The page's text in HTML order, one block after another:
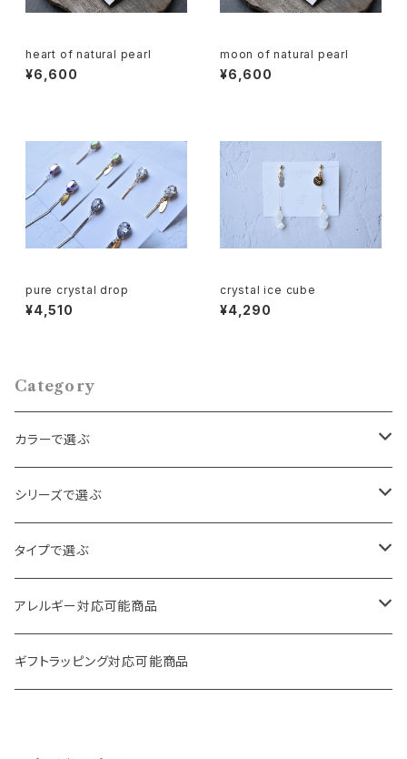
heart of natural pearl
¥6,600
moon of natural pearl
¥6,600
pure crystal drop
¥4,510
crystal ice cube
¥4,290
Category
カラーで選ぶ
ゴールド
シルバー
クリア
その他
シリーズで選ぶ
パール・ビーズ
天然石・スワロフスキー
フラワー・ハート
タイプで選ぶ
ロング
ボリューム
アレルギー対応可能商品
ピアス
ギフトラッピング対応可能商品